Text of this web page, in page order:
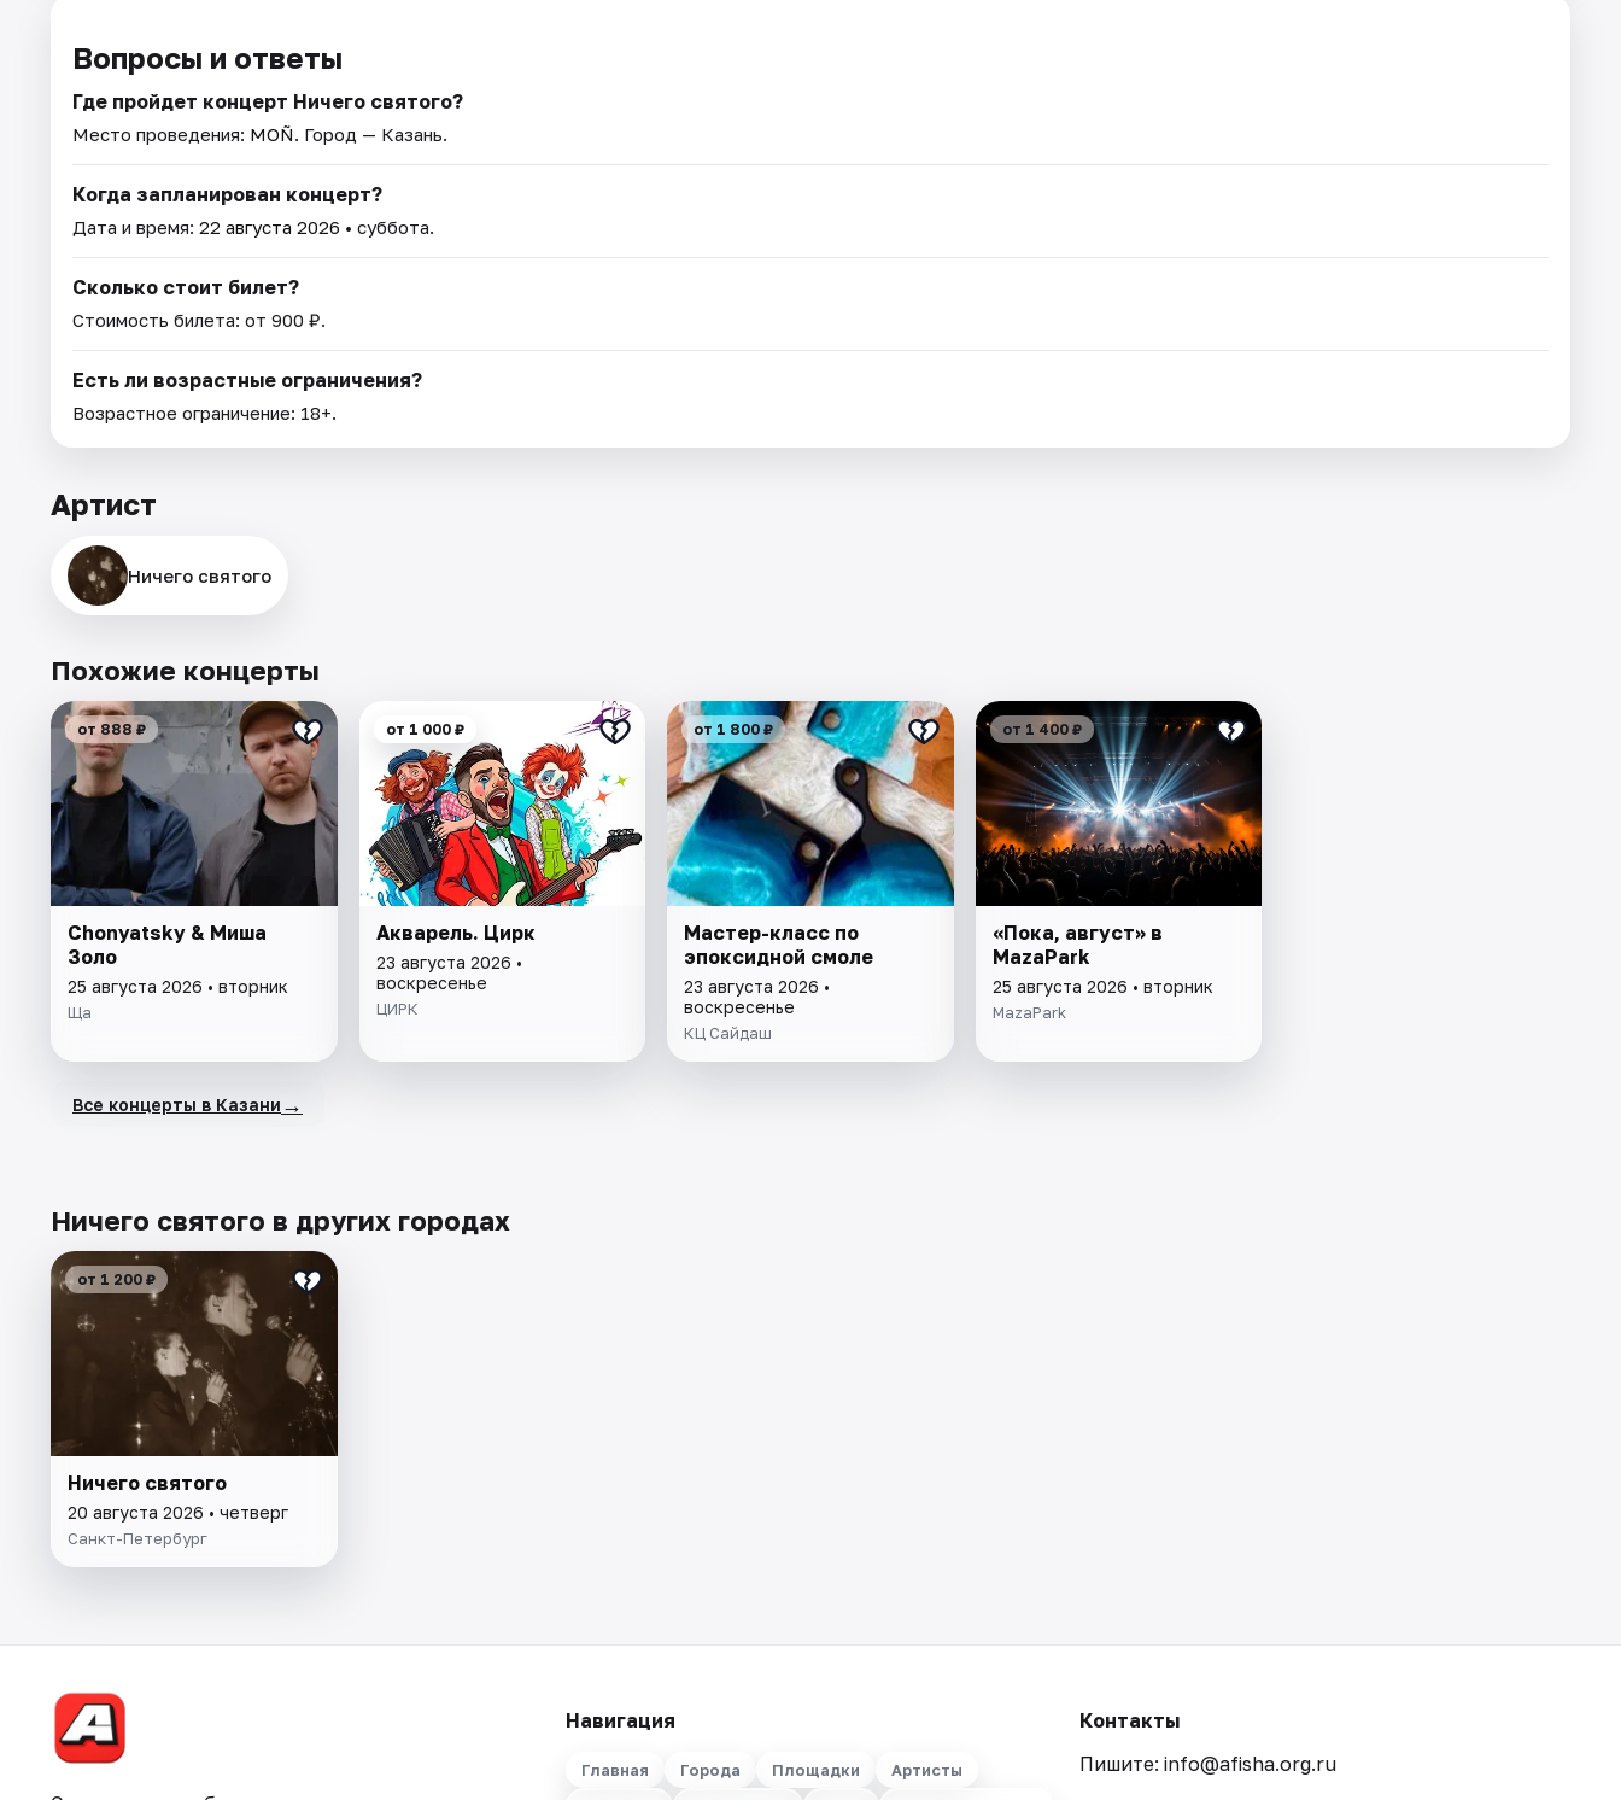
Вопросы и ответы
Где пройдет концерт Ничего святого?
Место проведения: MOÑ. Город — Казань.
Когда запланирован концерт?
Дата и время: 22 августа 2026 • суббота.
Сколько стоит билет?
Стоимость билета: от 900 ₽.
Есть ли возрастные ограничения?
Возрастное ограничение: 18+.
Артист
Ничего святого
Похожие концерты
от 888 ₽
Chonyatsky & Миша
Золо
25 августа 2026 • вторник
Ща
от 1 000 ₽
Акварель. Цирк
23 августа 2026 •
воскресенье
ЦИРК
от 1 800 ₽
Мастер-класс по
эпоксидной смоле
23 августа 2026 •
воскресенье
КЦ Сайдаш
от 1 400 ₽
«Пока, август» в
MazaPark
25 августа 2026 • вторник
MazaPark
Все концерты в Казани →
Ничего святого в других городах
от 1 200 ₽
Ничего святого
20 августа 2026 • четверг
Санкт-Петербург
Навигация
Главная Города Площадки
Артисты
Контакты
Пишите: info@afisha.org.ru